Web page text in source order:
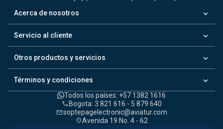
tendencias de viaje y promociones que no querrá perderse.
Acerca de nosotros
keyboard_arrow_down
Servicio al cliente keyboard_arrow_down
Otros productos y servicios keyboard_arrow_down
Términos y condiciones keyboard_arrow_down
Todos los países: +57 1382 1616
callBogota: 3 821 616 - 5 879 640
soptepagelectronic@aviatur.com